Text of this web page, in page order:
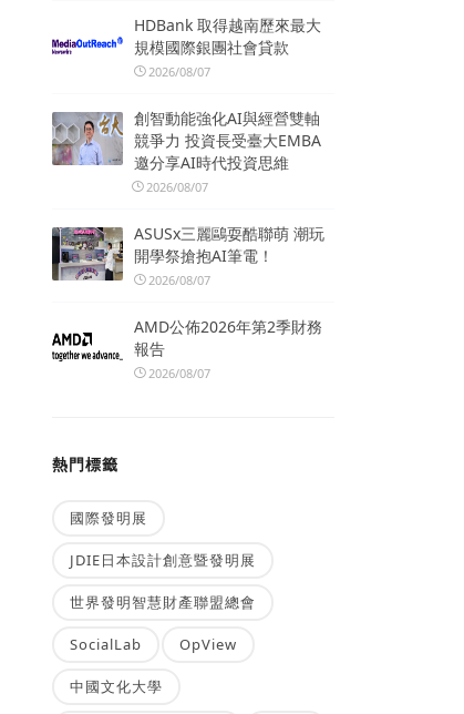
HDBank 取得越南歷來最大
規模國際銀團社會貸款
2026/08/07
創智動能強化AI與經營雙軸
競爭力 投資長受臺大EMBA
邀分享AI時代投資思維
2026/08/07
ASUSx三麗鷗耍酷聯萌 潮玩
開學祭搶抱AI筆電！
2026/08/07
AMD公佈2026年第2季財務
報告
2026/08/07
熱門標籤
國際發明展
JDIE日本設計創意暨發明展
世界發明智慧財產聯盟總會
SocialLab OpView
中國文化大學